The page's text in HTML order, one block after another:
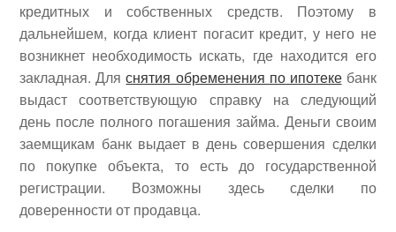
кредитных и собственных средств. Поэтому в
дальнейшем, когда клиент погасит кредит, у него не
возникнет необходимость искать, где находится его
закладная. Дляснятия обременения по ипотекебанк
выдаст соответствующую справку на следующий
день после полного погашения займа. Деньги своим
заемщикам банк выдает в день совершения сделки
по покупке объекта, то есть до государственной
регистрации. Возможны здесь сделки по
доверенности от продавца.